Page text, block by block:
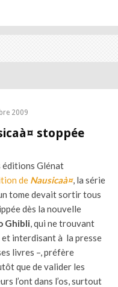
2009
stoppée
éditions Glénat
de Nausicaà¤, la série
tome devait sortir tous
dès la nouvelle
Ghibli, qui ne trouvant
interdisant à la presse
livres –, préfère
que de valider les
l’ont dans l’os, surtout